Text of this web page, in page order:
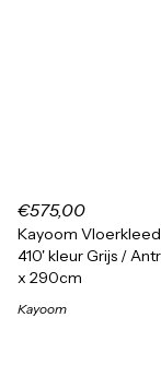
€575,00
Kayoom
410' kleur Grijs /
x 290cm
Kayoom